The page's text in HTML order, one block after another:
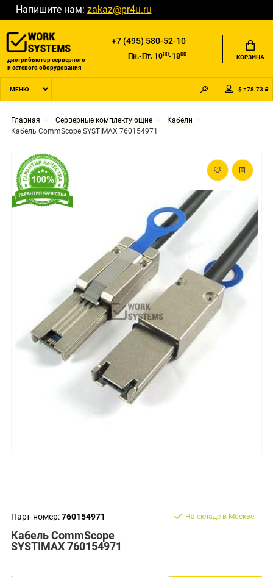
Напишите нам: zakaz@pr4u.ru
дистрибьютор серверного
и сетевого оборудования
+7 (495) 580-52-10
Пн.-Пт. 1000-1800 КОРЗИНА
МЕНЮ $ =78.73 ₽
Главная Серверные комплектующие
Кабели
Кабель CommScope SYSTIMAX 760154971
Парт-номер:760154971
Кабель CommScope
SYSTIMAX 760154971
На складе в Москве